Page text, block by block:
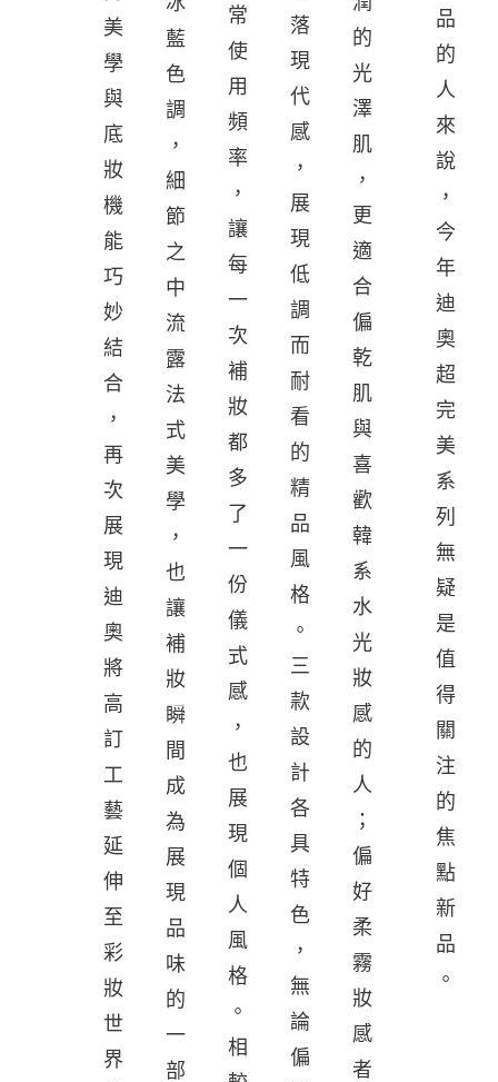
美
學
與
底
妝
機
能
巧
妙
結
合
，
再
次
展
現
迪
奧
將
高
訂
工
藝
延
伸
至
彩
妝
世
界
藍
色
調
，
細
節
之
中
流
露
法
式
美
學
，
也
讓
補
妝
瞬
間
成
為
展
現
品
味
的
一
部
常
使
用
頻
率
，
讓
每
一
次
補
妝
都
多
了
一
份
儀
式
感
，
也
展
現
個
人
風
格
。
相
落
現
代
感
，
展
現
低
調
而
耐
看
的
精
品
風
格
。
三
款
設
計
各
具
特
色
，
無
論
偏
的
光
澤
肌
，
更
適
合
偏
乾
肌
與
喜
歡
韓
系
水
光
妝
感
的
人
；
偏
好
柔
霧
妝
感
者
品
的
人
來
說
，
今
年
迪
奧
超
完
美
系
列
無
疑
是
值
得
關
注
的
焦
點
新
品
。